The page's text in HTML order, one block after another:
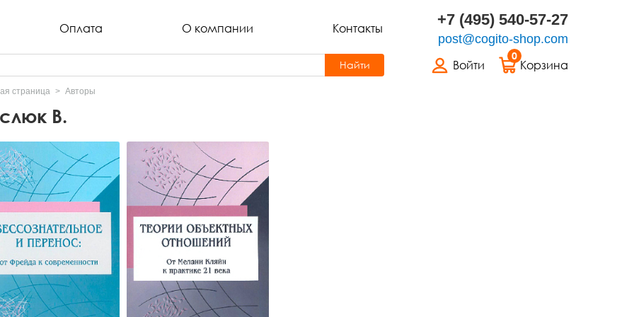
Оплата О компании Контакты +7 (495) 540-57-27
post@cogito-shop.com
Войти
0
Корзина
Найти
страница Авторы
В.